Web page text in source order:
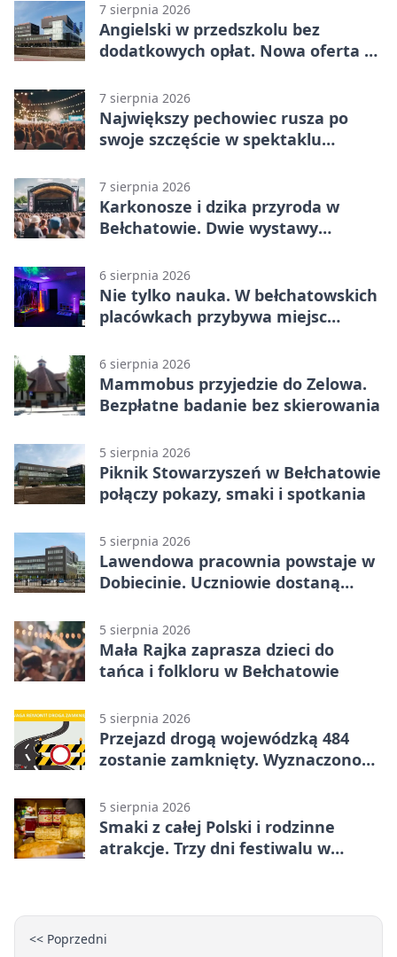
7 sierpnia 2026
Angielski w przedszkolu bez
dodatkowych opłat. Nowa oferta w
7 sierpnia 2026
Największy pechowiec rusza po
swoje szczęście w spektaklu
7 sierpnia 2026
Karkonosze i dzika przyroda w
Bełchatowie. Dwie wystawy
6 sierpnia 2026
Nie tylko nauka. W bełchatowskich
placówkach przybywa miejsc
6 sierpnia 2026
Mammobus przyjedzie do Zelowa.
Bezpłatne badanie bez skierowania
5 sierpnia 2026
Piknik Stowarzyszeń w Bełchatowie
połączy pokazy, smaki i spotkania
5 sierpnia 2026
Lawendowa pracownia powstaje w
Dobiecinie. Uczniowie dostaną
5 sierpnia 2026
Mała Rajka zaprasza dzieci do
tańca i folkloru w Bełchatowie
5 sierpnia 2026
Przejazd drogą wojewódzką 484
zostanie zamknięty. Wyznaczono
5 sierpnia 2026
Smaki z całej Polski i rodzinne
atrakcje. Trzy dni festiwalu w
<< Poprzedni